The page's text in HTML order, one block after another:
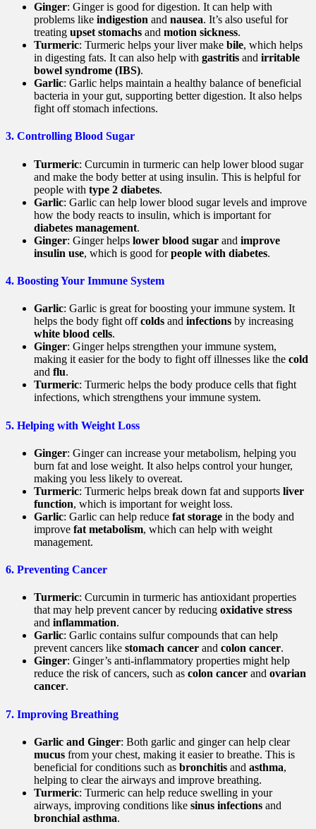
Ginger: Ginger is good for digestion. It can help with
problems like indigestion and nausea. It’s also useful for
treating upset stomachs and motion sickness.
Turmeric: Turmeric helps your liver make bile, which helps
in digesting fats. It can also help with gastritis and irritable
bowel syndrome (IBS).
Garlic: Garlic helps maintain a healthy balance of beneficial
bacteria in your gut, supporting better digestion. It also helps
fight off stomach infections.
3. Controlling Blood Sugar
Turmeric: Curcumin in turmeric can help lower blood sugar
and make the body better at using insulin. This is helpful for
people with type 2 diabetes.
Garlic: Garlic can help lower blood sugar levels and improve
how the body reacts to insulin, which is important for
diabetes management.
Ginger: Ginger helps lower blood sugar and improve
insulin use, which is good forpeople with diabetes.
4. Boosting Your Immune System
Garlic: Garlic is great for boosting your immune system. It
helps the body fight offcolds and infections by increasing
white blood cells.
Ginger: Ginger helps strengthen your immune system,
making it easier for the body to fight off illnesses like the cold
and flu.
Turmeric: Turmeric helps the body produce cells that fight
infections, which strengthens your immune system.
5. Helping with Weight Loss
Ginger: Ginger can increase your metabolism, helping you
burn fat and lose weight. It also helps control your hunger,
making you less likely to overeat.
Turmeric: Turmeric helps break down fat and supports liver
function, which is important for weight loss.
Garlic: Garlic can help reduce fat storage in the body and
improve fat metabolism, which can help with weight
management.
6. Preventing Cancer
Turmeric: Curcumin in turmeric has antioxidant properties
that may help prevent cancer by reducing oxidative stress
and inflammation.
Garlic: Garlic contains sulfur compounds that can help
prevent cancers like stomach cancer and colon cancer.
Ginger: Ginger’s anti-inflammatory properties might help
reduce the risk of cancers, such as colon cancer and ovarian
cancer.
7. Improving Breathing
Garlic and Ginger: Both garlic and ginger can help clear
mucus from your chest, making it easier to breathe. This is
beneficial for conditions such as bronchitis and asthma,
helping to clear the airways and improve breathing.
Turmeric: Turmeric can help reduce swelling in your
airways, improving conditions like sinus infections and
bronchial asthma.